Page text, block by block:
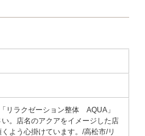
リラクゼーション整体 AQUA」
。店名のアクアをイメージした店
よう心掛けています。/高松市/リ